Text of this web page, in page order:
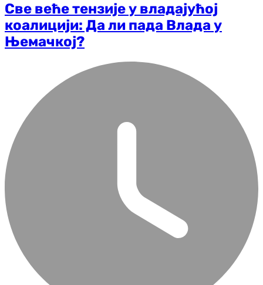
Све веће тензије у владајућој
коалицији: Да ли пада Влада у
Њемачкој?